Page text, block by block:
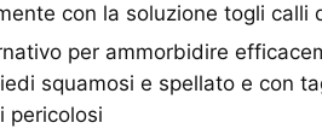
con la soluzione togli calli
per ammorbidire
squamosi e spellato e con
pericolosi